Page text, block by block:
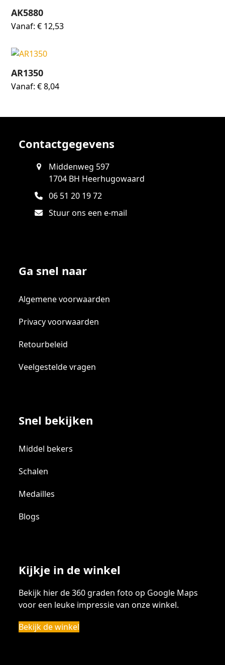
AK5880
Vanaf:€ 12,53
AR1350
Vanaf:€8,04
Contactgegevens
Middenweg 597
1704 BH Heerhugowaard
06 51 20 19 72
Stuur ons een e-mail
Ga snel naar
Algemene voorwaarden
Privacy voorwaarden
Retourbeleid
Veelgestelde vragen
Snel bekijken
Middel bekers
Schalen
Medailles
Blogs
Kijkje in de winkel
Bekijk hier de 360 graden foto op Google Maps
voor een leuke impressie van onze winkel.
Bekijk de winkel